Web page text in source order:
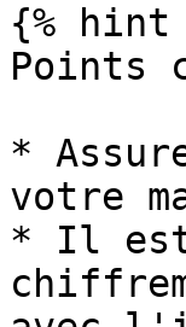
{% hint
Points
*
votre
* Il est